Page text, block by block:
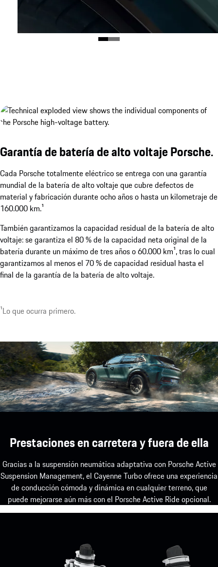
1Disponible opcionalmente con hasta 22 kW.
Mostrar más
Garantía de batería de alto voltaje Porsche.
Cada Porsche totalmente eléctrico se entrega con una garantía
mundial de la batería de alto voltaje que cubre defectos de
material y fabricación durante ocho años o hasta un kilometraje de
160.000 km.¹
También garantizamos la capacidad residual de la batería de alto
voltaje: se garantiza el 80 % de la capacidad neta original de la
batería durante un máximo de tres años o 60.000 km¹, tras lo cual
garantizamos al menos el 70 % de capacidad residual hasta el
final de la garantía de la batería de alto voltaje.
1Lo que ocurra primero.
Prestaciones en carretera y fuera de ella
Gracias a la suspensión neumática adaptativa con Porsche Active
Suspension Management, el Cayenne Turbo ofrece una experiencia
de conducción cómoda y dinámica en cualquier terreno, que
puede mejorarse aún más con el Porsche Active Ride opcional.